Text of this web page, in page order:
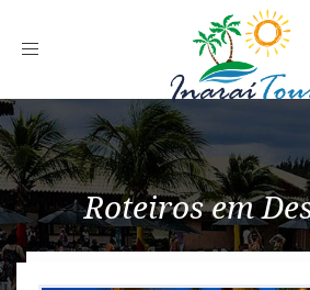
Toggle
Roteiros em